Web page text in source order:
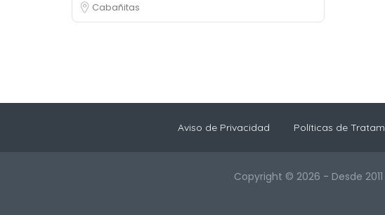
Cabañitas
Aviso de Privacidad Políticas de
Copyright © 2026 - Desde